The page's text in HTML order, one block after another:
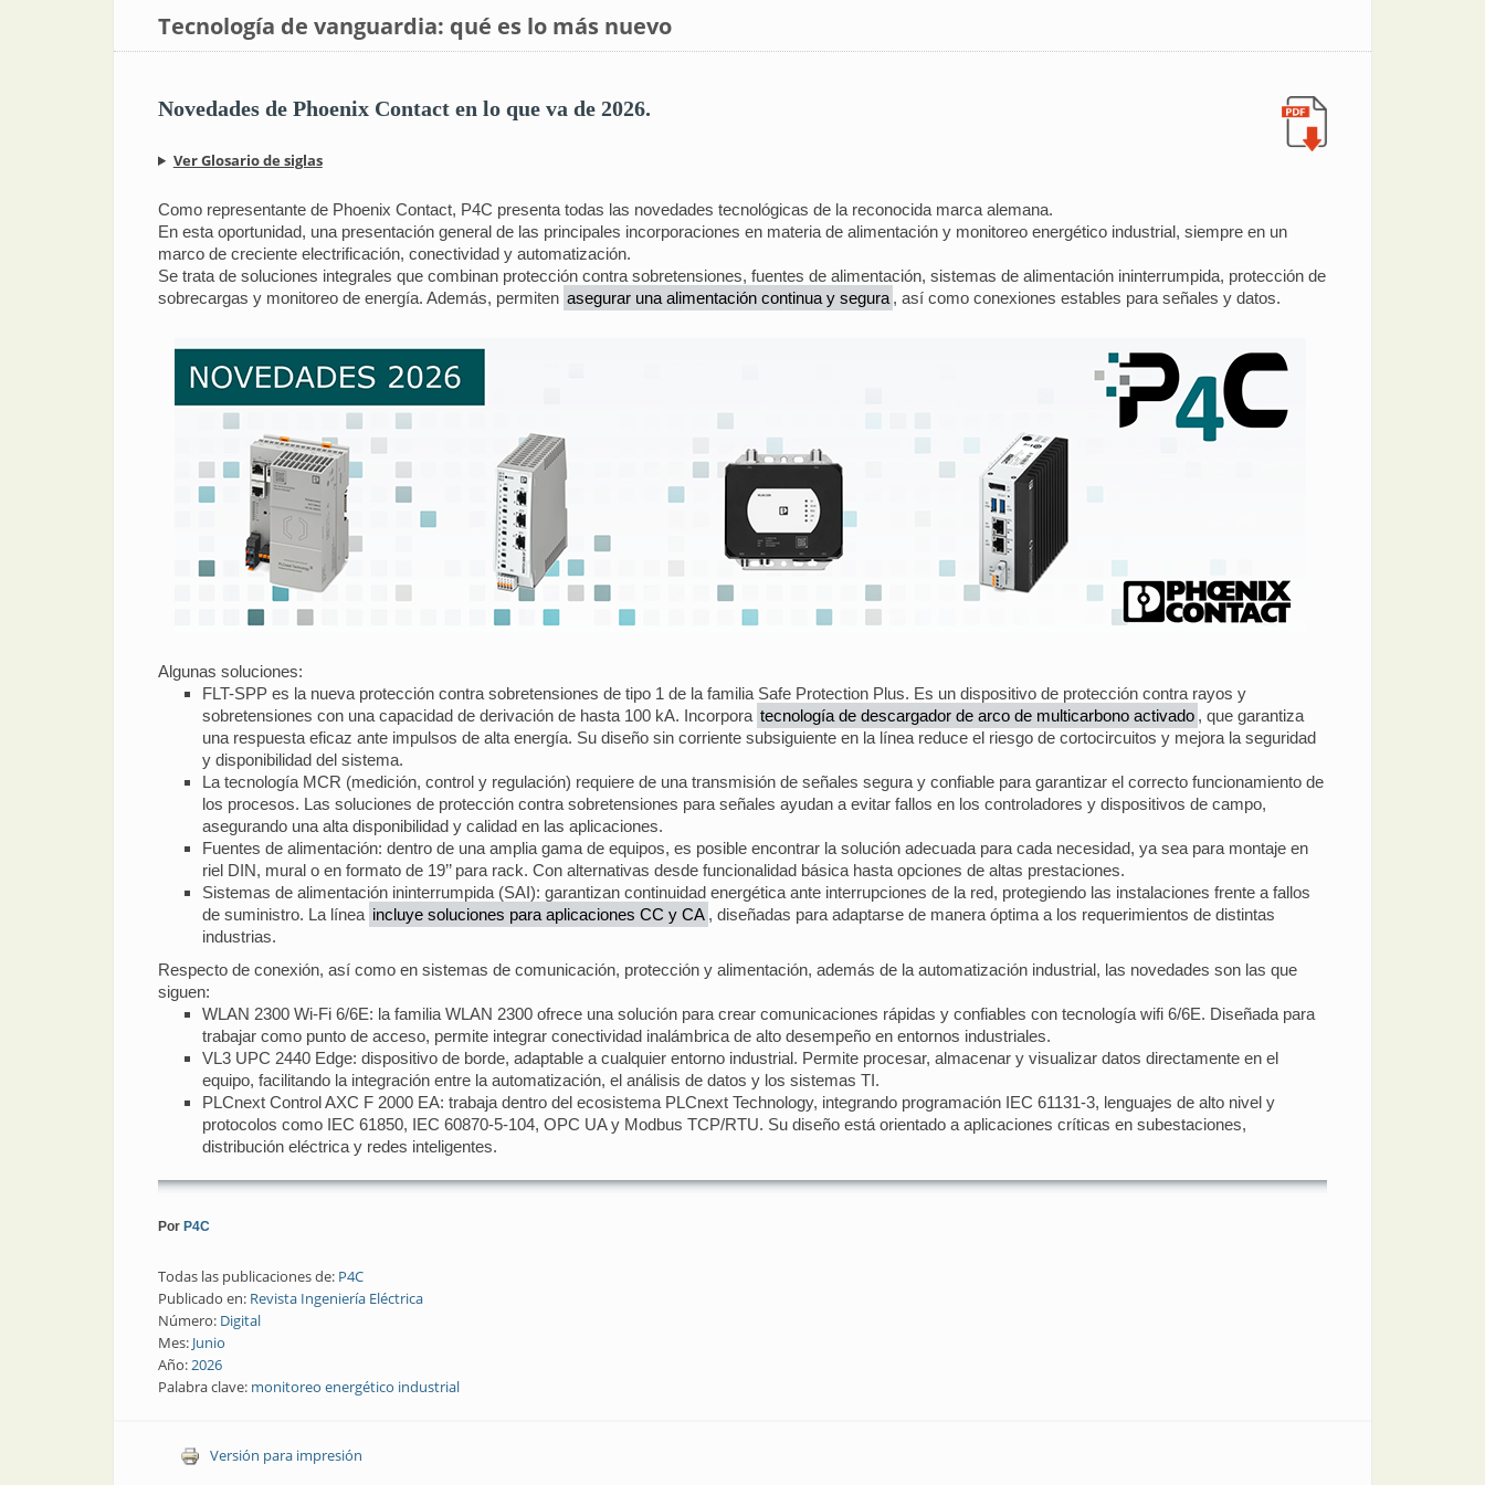
Tecnología de vanguardia: qué es lo más nuevo
Novedades de Phoenix Contact en lo que va de 2026.
Ver Glosario de siglas
Como representante de Phoenix Contact, P4C presenta todas las novedades tecnológicas de la reconocida marca alemana.
En esta oportunidad, una presentación general de las principales incorporaciones en materia de alimentación y monitoreo energético industrial, siempre en un
marco de creciente electrificación, conectividad y automatización.
Se trata de soluciones integrales que combinan protección contra sobretensiones, fuentes de alimentación, sistemas de alimentación ininterrumpida, protección de
sobrecargas y monitoreo de energía. Además, permiten asegurar una alimentación continua y segura , así como conexiones estables para señales y datos.
Algunas soluciones:
FLT-SPP es la nueva protección contra sobretensiones de tipo 1 de la familia Safe Protection Plus. Es un dispositivo de protección contra rayos y
sobretensiones con una capacidad de derivación de hasta 100 kA. Incorpora tecnología de descargador de arco de multicarbono activado , que garantiza
una respuesta eficaz ante impulsos de alta energía. Su diseño sin corriente subsiguiente en la línea reduce el riesgo de cortocircuitos y mejora la seguridad
y disponibilidad del sistema.
La tecnología MCR (medición, control y regulación) requiere de una transmisión de señales segura y confiable para garantizar el correcto funcionamiento de
los procesos. Las soluciones de protección contra sobretensiones para señales ayudan a evitar fallos en los controladores y dispositivos de campo,
asegurando una alta disponibilidad y calidad en las aplicaciones.
Fuentes de alimentación: dentro de una amplia gama de equipos, es posible encontrar la solución adecuada para cada necesidad, ya sea para montaje en
riel DIN, mural o en formato de 19’’ para rack. Con alternativas desde funcionalidad básica hasta opciones de altas prestaciones.
Sistemas de alimentación ininterrumpida (SAI): garantizan continuidad energética ante interrupciones de la red, protegiendo las instalaciones frente a fallos
de suministro. La línea incluye soluciones para aplicaciones CC y CA , diseñadas para adaptarse de manera óptima a los requerimientos de distintas
industrias.
Respecto de conexión, así como en sistemas de comunicación, protección y alimentación, además de la automatización industrial, las novedades son las que
siguen:
WLAN 2300 Wi-Fi 6/6E: la familia WLAN 2300 ofrece una solución para crear comunicaciones rápidas y confiables con tecnología wifi 6/6E. Diseñada para
trabajar como punto de acceso, permite integrar conectividad inalámbrica de alto desempeño en entornos industriales.
VL3 UPC 2440 Edge: dispositivo de borde, adaptable a cualquier entorno industrial. Permite procesar, almacenar y visualizar datos directamente en el
equipo, facilitando la integración entre la automatización, el análisis de datos y los sistemas TI.
PLCnext Control AXC F 2000 EA: trabaja dentro del ecosistema PLCnext Technology, integrando programación IEC 61131-3, lenguajes de alto nivel y
protocolos como IEC 61850, IEC 60870-5-104, OPC UA y Modbus TCP/RTU. Su diseño está orientado a aplicaciones críticas en subestaciones,
distribución eléctrica y redes inteligentes.
Por P4C
Todas las publicaciones de: P4C
Publicado en: Revista Ingeniería Eléctrica
Número: Digital
Mes: Junio
Año:2026
Palabra clave: monitoreo energético industrial
Versión para impresión